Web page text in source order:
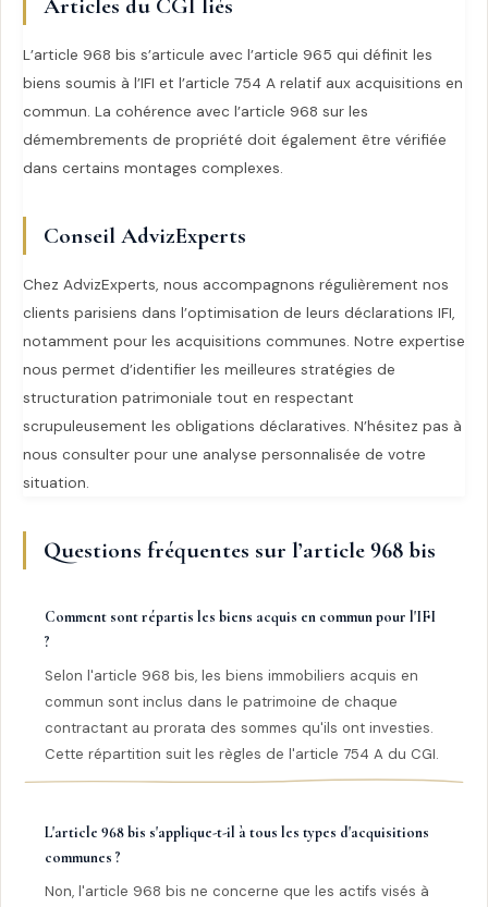
L’article 968 bis s’articule avec l’article 965 qui définit les
biens soumis à l’IFI et l’article 754 A relatif aux acquisitions en
commun. La cohérence avec l’article 968 sur les
démembrements de propriété doit également être vérifiée
dans certains montages complexes.
Conseil AdvizExperts
Chez AdvizExperts, nous accompagnons régulièrement nos
clients parisiens dans l’optimisation de leurs déclarations IFI,
notamment pour les acquisitions communes. Notre expertise
nous permet d’identifier les meilleures stratégies de
structuration patrimoniale tout en respectant
scrupuleusement les obligations déclaratives. N’hésitez pas à
nous consulter pour une analyse personnalisée de votre
situation.
Questions fréquentes sur l’article 968 bis
Comment sont répartis les biens acquis en commun pour l'IFI
?
Selon l'article 968 bis, les biens immobiliers acquis en
commun sont inclus dans le patrimoine de chaque
contractant au prorata des sommes qu'ils ont investies.
Cette répartition suit les règles de l'article 754 A du CGI.
L'article 968 bis s'applique-t-il à tous les types d'acquisitions
communes ?
Non, l'article 968 bis ne concerne que les actifs visés à